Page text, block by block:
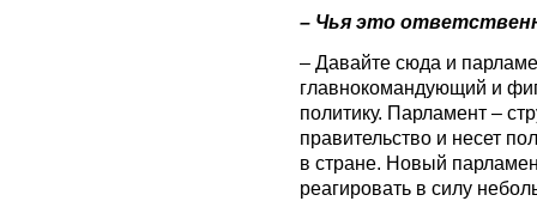
– Чья это
– Давайте сюда и
главнокомандующий и
политику. Парламент –
правительство и несет
в стране. Новый
реагировать в силу